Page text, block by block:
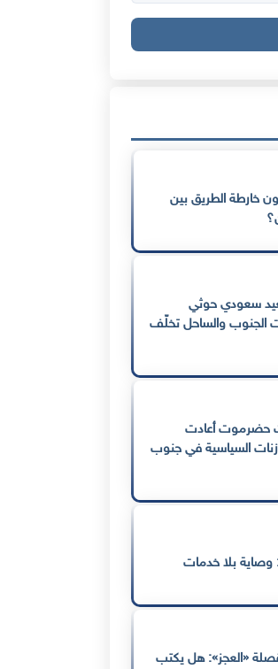
خارطة الطريق بين
سعودي حوثي
الجنوب والساحل تخلّف
حضرموت أعادت
السياسية في جنوب
وصاية بلا خدمات
«العجز»: هل يكتب